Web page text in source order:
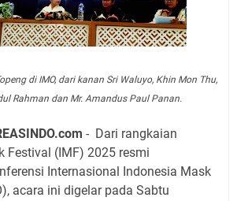
di IMO, dari kanan Sri Waluyo, Khin Mon Thu,
Rahman dan Mr. Amandus Paul Panan.
- Dari rangkaian
Festival (IMF) 2025 resmi
Internasional Indonesia Mask
acara ini digelar pada Sabtu